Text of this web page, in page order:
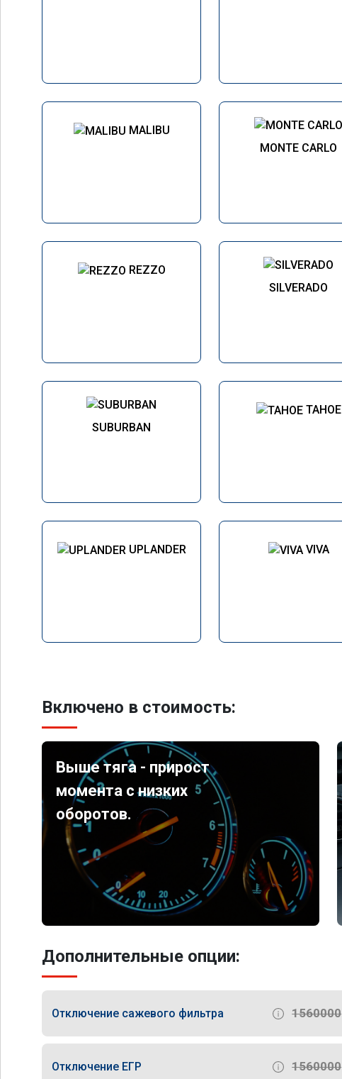
MALIBU
MONTE CARLO
REZZO
SILVERADO
SUBURBAN
TAHOE
UPLANDER VIVA
Включено в стоимость:
Выше тяга - прирост
момента с низких
оборотов.
Дополнительные опции:
Отключение сажевого фильтра 1560000
Отключение ЕГР 1560000